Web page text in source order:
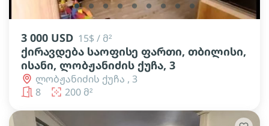
lens lens lens lens lens lens lens lens lens
3 000 USD 15$ / მ²
ქირავდება საოფისე ფართი, თბილისი,
ისანი, ლობჟანიძის ქუჩა, 3
ლობჟანიძის ქუჩა , 3
8
200 მ²